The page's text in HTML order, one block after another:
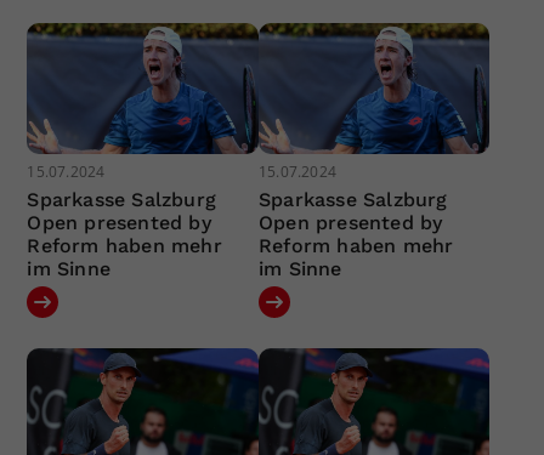
15.07.2024
Sparkasse Salzburg
Open presented by
Reform haben mehr
im Sinne
15.07.2024
Sparkasse Salzburg
Open presented by
Reform haben mehr
im Sinne